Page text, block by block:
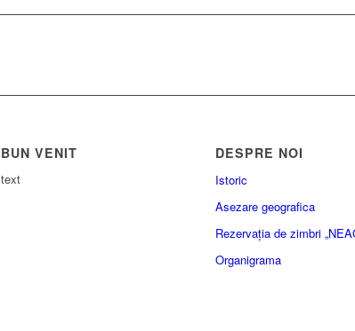
BUN VENIT
text
DESPRE NOI
Istoric
Asezare geografica
Rezervația de zimbri
Organigrama